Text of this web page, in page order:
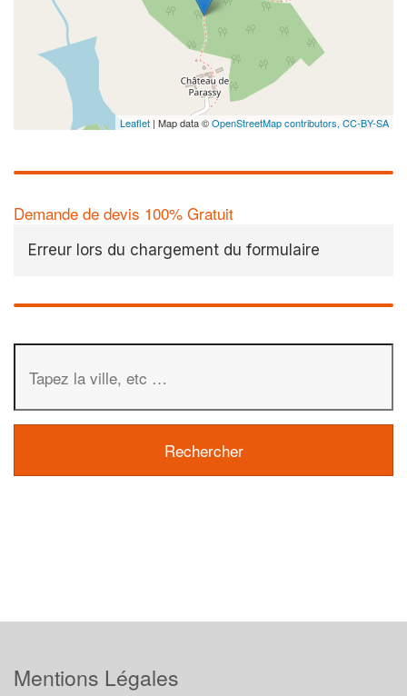
Leaflet | Map data ©OpenStreetMap contributors, CC-BY-SA
Demande de devis 100% Gratuit
Erreur lors du chargement du formulaire
Mentions Légales